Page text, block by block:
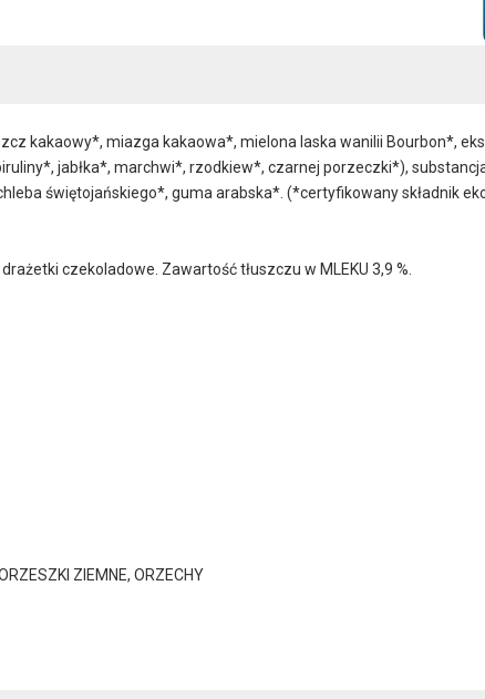
kakaowy*, miazga kakaowa*, mielona laska wanilii Bourbon*,
jabłka*, marchwi*, rzodkiew*, czarnej porzeczki*),
świętojańskiego*, guma arabska*. (*certyfikowany składnik
czekoladowe. Zawartość tłuszczu w MLEKU 3,9 %.
ZIEMNE, ORZECHY